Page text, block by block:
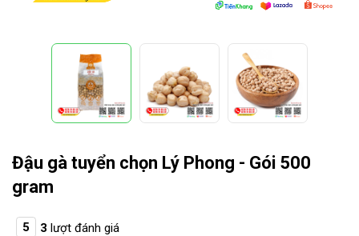
Đậu gà tuyển chọn Lý Phong - Gói 500
gram
5 3 lượt đánh giá